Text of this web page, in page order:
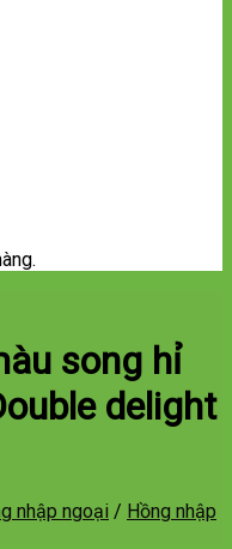
song hỉ
delight
nhập ngoại / Hồng nhập